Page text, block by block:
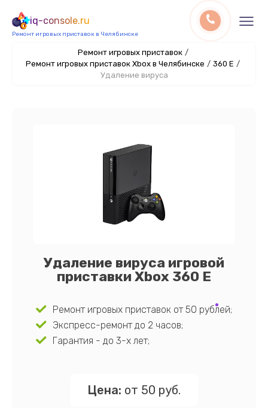
iq-console.ru
Ремонт игровых приставок в Челябинске
Ремонт игровых приставок /
Ремонт игровых приставок Xbox в Челябинске / 360 E /
Удаление вируса
Удаление вируса игровой
приставки Xbox 360 E
Ремонт игровых приставок от 50 рублей;
Экспресс-ремонт до 2 часов;
Гарантия - до 3-х лет;
Цена: от 50 руб.